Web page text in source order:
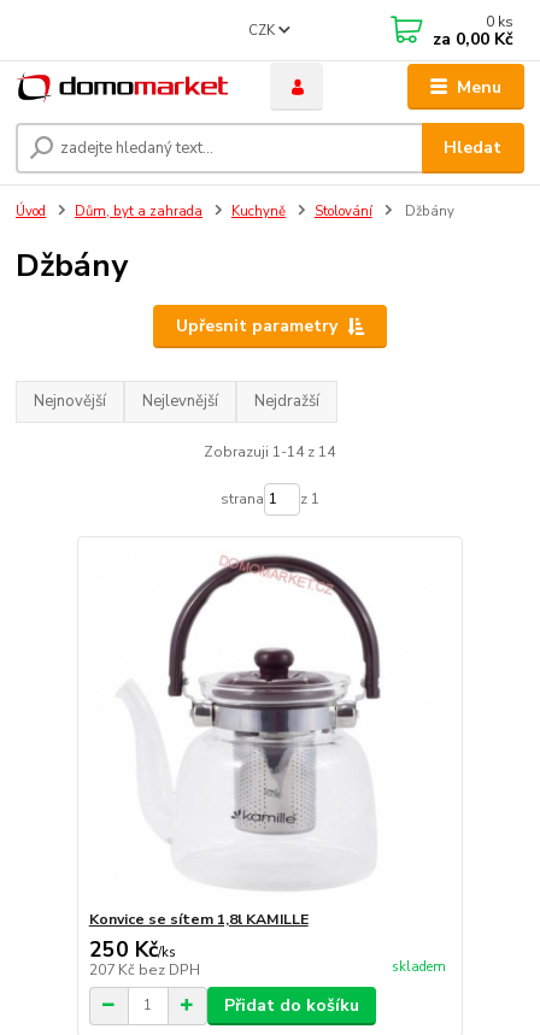
Menu
CZK
Hledat
0 ks
za 0,00 Kč
Úvod Dům, byt a zahrada Kuchyně Stolování Džbány
Džbány
Upřesnit parametry
Nejnovější Nejlevnější Nejdražší
Zobrazuji 1-14 z 14
strana z 1
Konvice se sítem 1,8l KAMILLE
250 Kč/ks
207 Kč bez DPH skladem
Přidat do košíku